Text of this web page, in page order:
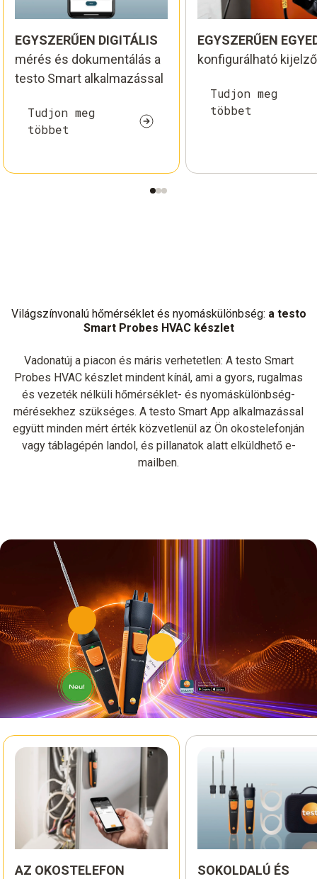
EGYSZERŰEN DIGITÁLIS
mérés és dokumentálás a
testo Smart alkalmazással
Tudjon meg
többet
EGYSZERŰEN
konfigurálható kijelző
Tudjon meg
többet
Világszínvonalú hőmérséklet és nyomáskülönbség: a testo
Smart Probes HVAC készlet
Vadonatúj a piacon és máris verhetetlen: A testo Smart
Probes HVAC készlet mindent kínál, ami a gyors, rugalmas
és vezeték nélküli hőmérséklet- és nyomáskülönbség-
mérésekhez szükséges. A testo Smart App alkalmazással
együtt minden mért érték közvetlenül az Ön okostelefonján
vagy táblagépén landol, és pillanatok alatt elküldhető e-
mailben.
AZ OKOSTELEFON
SOKOLDALÚ ÉS